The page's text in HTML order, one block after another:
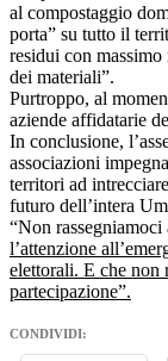
al compostaggio
porta” su tutto il
residui con
dei materiali”.
Purtroppo, al
aziende affidatarie
In conclusione,
associazioni
territori ad
futuro dell’intera
“Non rassegniamoci
l’attenzione
elettorali. E che
partecipazione”.
CONDIVIDI: